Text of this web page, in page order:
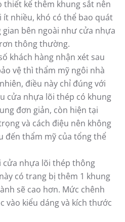
thiết kế thêm khung sắt nên
ít nhiều, khó có thể bao quát
bên ngoài như cửa nhựa
thông thường.
khách hàng nhận xét sau
vệ thì thẩm mỹ ngôi nhà
điều này chỉ đúng với
cửa nhựa lõi thép có khung
đơn giản, còn hiện tại
và cách điệu nên không
đến thẩm mỹ của tổng thể
cửa nhựa lõi thép thông
có trang bị thêm 1 khung
sẽ cao hơn. Mức chênh
vào kiểu dáng và kích thước